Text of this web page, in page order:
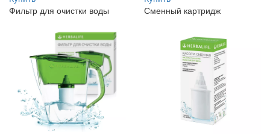
Фильтр для очистки воды
Сменный картридж